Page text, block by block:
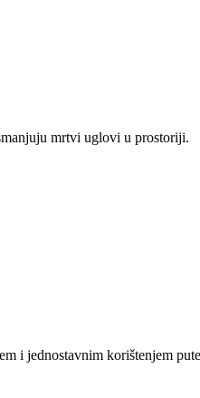
mrtvi uglovi u prostoriji.
i jednostavnim korištenjem